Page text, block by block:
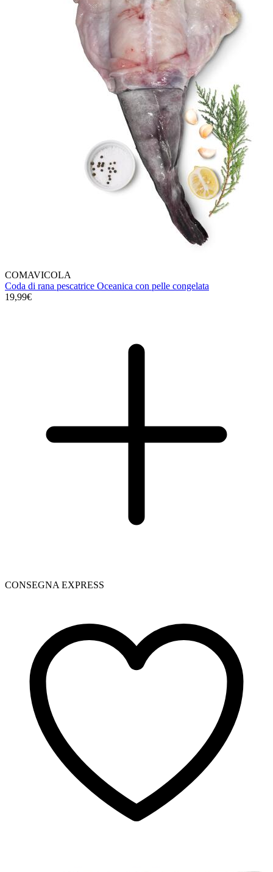
COMAVICOLA
Coda di rana pescatrice Oceanica con pelle congelata
19,99€
CONSEGNA EXPRESS